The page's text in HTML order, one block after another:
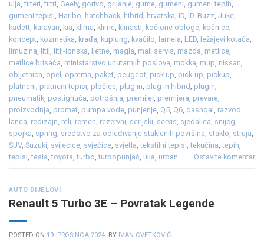
ulja,filteri,filtri, Geely, gorivo, grijanje, gume, gumeni, gumeni tepih,
gumeni tepisi, Haribo, hatchback, hibrid, hrvatska, ID, ID. Buzz, Juke,
kadett, karavan, kia, klima, klime, klinasti, kočione obloge, kočnice,
koncept, kozmetika, krađa, kuplung, kvačilo, lamela, LED, ležajevi kotača,
limuzina, litij, litij-ionska, ljetne, magla, mali servis, mazda, metlice,
metlice brisača, ministarstvo unutarnjih poslova, mokka, mup, nissan,
obljetnica, opel , oprema, paket, peugeot, pick up, pick-up, pickup,
platneni, platneni tepisi, pločice, plug in, plug in hibrid, plugin,
pneumatik, postignuća, potrošnja, premijer, premijera, prevare,
proizvodnja, promet, pumpa vode, punjenje, Q5, Q6, qashqai, razvod
lanca, redizajn, reli, remen, rezervni, serijski, servis, sjedalica, snijeg,
spojka, spring, sredstvo za odleđivanje staklenih površina, staklo, struja,
SUV, Suzuki, svijećice, svjećice, svjetla,tekstilni tepisi,tekućina,tepih,
tepisi,tesla,toyota,turbo,turbopunjač, ulja, urban Ostavite komentar
AUTO DIJELOVI
Renault 5 Turbo 3E – Povratak Legende
POSTED ON 19. PROSINCA 2024. BY IVAN CVETKOVIĆ